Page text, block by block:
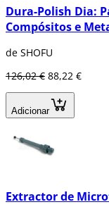
Dura-Polish Dia:
Compósitos e
de SHOFU
126,02 € 88,22 €
Adicionar
Extractor de